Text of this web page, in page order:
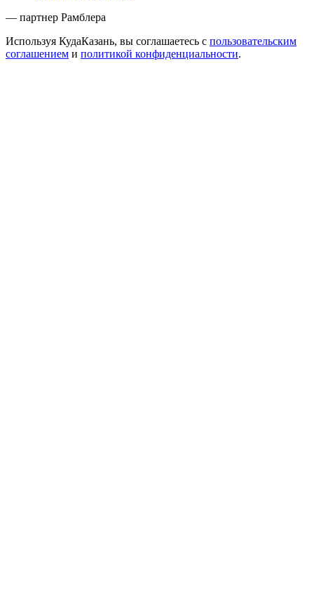
— партнер Рамблера
Используя КудаКазань, вы соглашаетесь с пользовательским
соглашением и политикой конфиденциальности.